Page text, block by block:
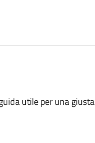
utile per una giusta